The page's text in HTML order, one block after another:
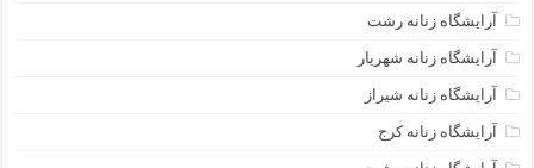
آرایشگاه زنانه رشت
آرایشگاه زنانه شهریار
آرایشگاه زنانه شیراز
آرایشگاه زنانه کرج